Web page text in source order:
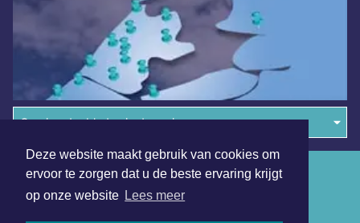
Deze website maakt gebruik van cookies om
ervoor te zorgen dat u de beste ervaring krijgt
op onze website Lees meer
Overige dagbladen in de regio
Algemene voorwaarden
Disclaimer